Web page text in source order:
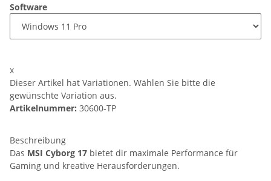
Software
x
Dieser Artikel hat Variationen. Wählen Sie bitte die
gewünschte Variation aus.
Artikelnummer: 30600-TP
Beschreibung
Das MSI Cyborg 17 bietet dir maximale Performance für
Gaming und kreative Herausforderungen.